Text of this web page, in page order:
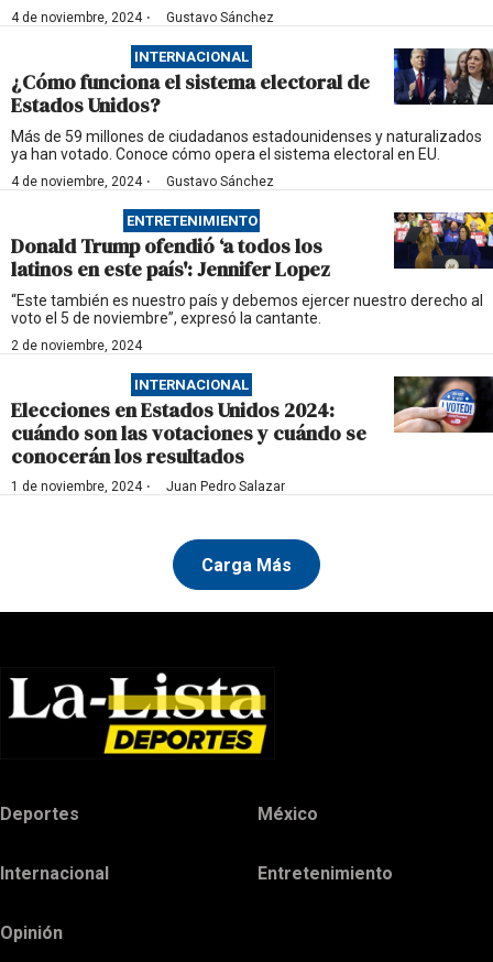
4 de noviembre, 2024· Gustavo Sánchez
INTERNACIONAL
¿Cómo funciona el sistema electoral de
Estados Unidos?
Más de 59 millones de ciudadanos estadounidenses y naturalizados
ya han votado. Conoce cómo opera el sistema electoral en EU.
4 de noviembre, 2024· Gustavo Sánchez
ENTRETENIMIENTO
Donald Trump ofendió ‘a todos los
latinos en este país': Jennifer Lopez
“Este también es nuestro país y debemos ejercer nuestro derecho al
voto el 5 de noviembre”, expresó la cantante.
2 de noviembre, 2024
INTERNACIONAL
Elecciones en Estados Unidos 2024:
cuándo son las votaciones y cuándo se
conocerán los resultados
1 de noviembre, 2024· Juan Pedro Salazar
Carga Más
Deportes México
Internacional Entretenimiento
Opinión